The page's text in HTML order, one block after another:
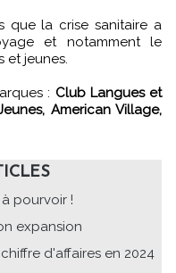
que la crise sanitaire a
et notamment le
et jeunes.
: Club Langues et
American Village,
pourvoir !
expansion
d'affaires en 2024